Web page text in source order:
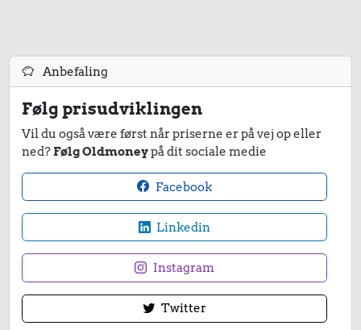
Anbefaling
Følg prisudviklingen
Vil du også være først når priserne er på vej op eller
ned?Følg Oldmoneypå dit sociale medie
Facebook
Linkedin
Instagram
Twitter